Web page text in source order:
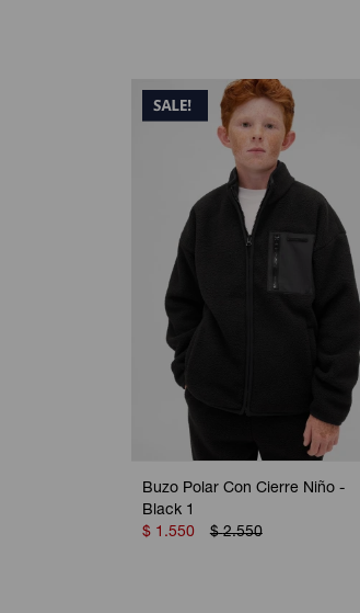
Buzo Polar Con Cierre Niño -
Black 1
$ 1.550 $ 2.550